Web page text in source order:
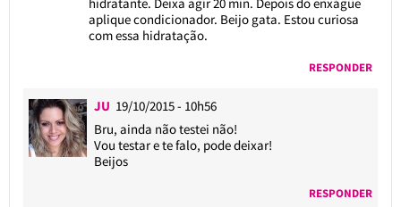
aplique condicionador. Beijo gata. Estou curiosa
com essa hidratação.
RESPONDER
JU 19/10/2015 - 10h56
Bru, ainda não testei não!
Vou testar e te falo, pode deixar!
Beijos
RESPONDER